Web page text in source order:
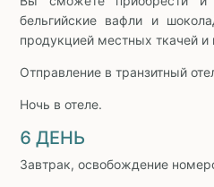
бельгийские вафли и
продукцией местных ткачей
Отправление в транзитный
Ночь в отеле.
6 ДЕНЬ
Завтрак, освобождение